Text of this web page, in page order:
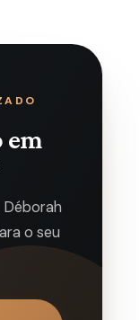
em
o seu